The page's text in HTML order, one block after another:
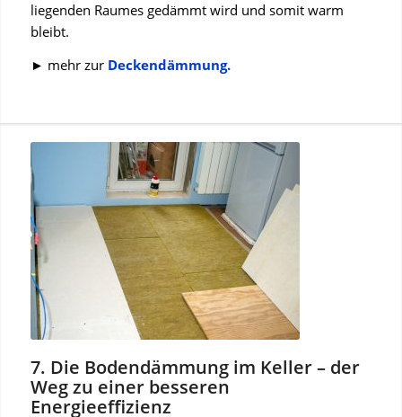
liegenden Raumes gedämmt wird und somit warm
bleibt.
► mehr zur Deckendämmung.
7. Die Bodendämmung im Keller – der
Weg zu einer besseren
Energieeffizienz